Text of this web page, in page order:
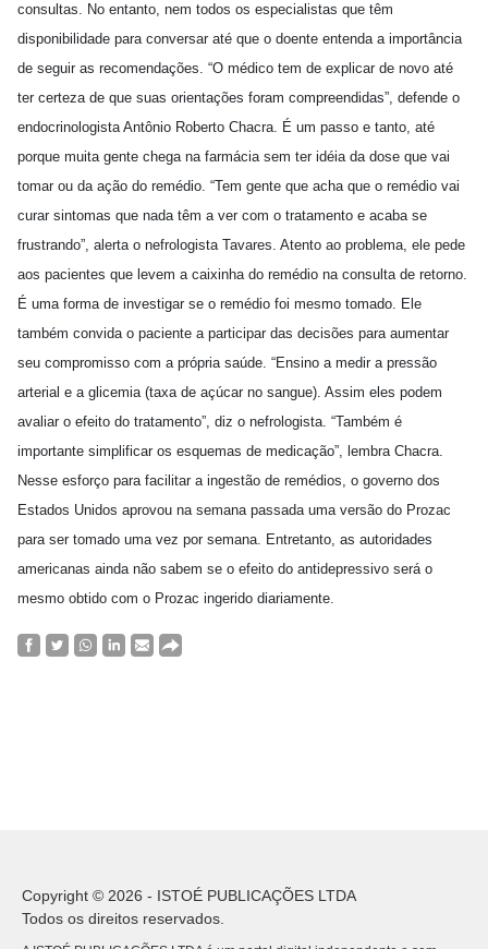
consultas. No entanto, nem todos os especialistas que têm
disponibilidade para conversar até que o doente entenda a importância
de seguir as recomendações. “O médico tem de explicar de novo até
ter certeza de que suas orientações foram compreendidas”, defende o
endocrinologista Antônio Roberto Chacra. É um passo e tanto, até
porque muita gente chega na farmácia sem ter idéia da dose que vai
tomar ou da ação do remédio. “Tem gente que acha que o remédio vai
curar sintomas que nada têm a ver com o tratamento e acaba se
frustrando”, alerta o nefrologista Tavares. Atento ao problema, ele pede
aos pacientes que levem a caixinha do remédio na consulta de retorno.
É uma forma de investigar se o remédio foi mesmo tomado. Ele
também convida o paciente a participar das decisões para aumentar
seu compromisso com a própria saúde. “Ensino a medir a pressão
arterial e a glicemia (taxa de açúcar no sangue). Assim eles podem
avaliar o efeito do tratamento”, diz o nefrologista. “Também é
importante simplificar os esquemas de medicação”, lembra Chacra.
Nesse esforço para facilitar a ingestão de remédios, o governo dos
Estados Unidos aprovou na semana passada uma versão do Prozac
para ser tomado uma vez por semana. Entretanto, as autoridades
americanas ainda não sabem se o efeito do antidepressivo será o
mesmo obtido com o Prozac ingerido diariamente.
Copyright © 2026 - ISTOÉ PUBLICAÇÕES LTDA
Todos os direitos reservados.